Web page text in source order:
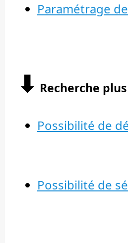
Paramétrage
⬇︎ Recherche
Possibilité de
Possibilité de